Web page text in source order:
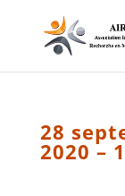
28
2020 –